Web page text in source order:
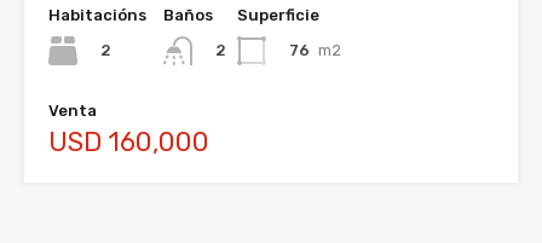
Habitacións
2
Baños
2
Superficie
76 m2
Venta
USD 160,000